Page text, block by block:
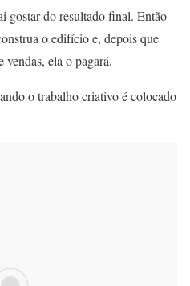
gostar do resultado final. Então
o edifício e, depois que
ela o pagará.
o trabalho criativo é colocado